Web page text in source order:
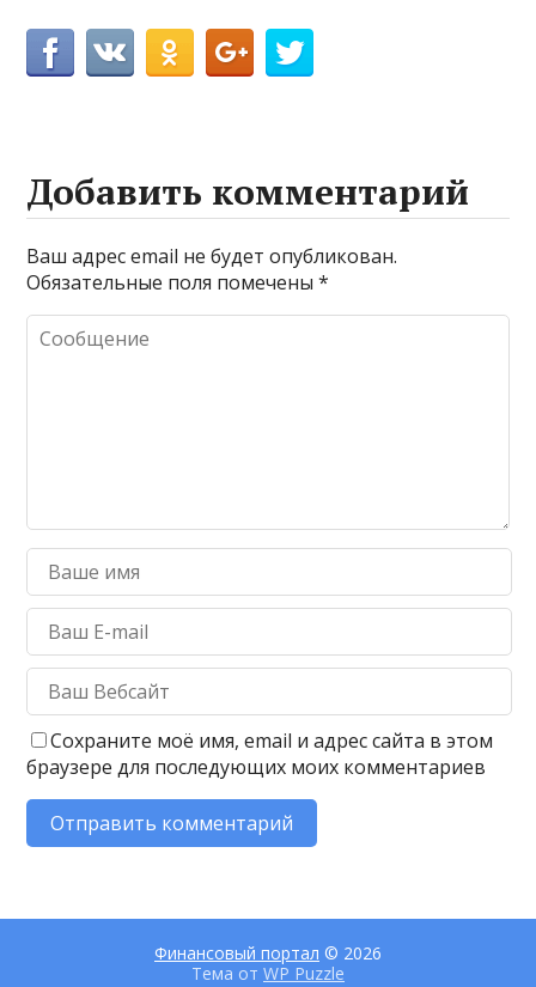
Добавить комментарий
Ваш адрес email не будет опубликован.
Обязательные поля помечены*
Сохраните моё имя, email и адрес сайта в этом
браузере для последующих моих комментариев
Финансовый портал © 2026
Тема от WP Puzzle